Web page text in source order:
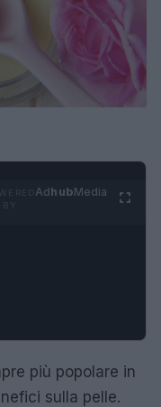
AdhubMedia
più popolare in
sulla pelle.